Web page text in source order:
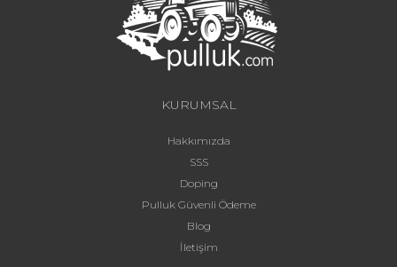
KURUMSAL
Hakkımızda
SSS
Doping
Pulluk Güvenli Ödeme
Blog
İletişim